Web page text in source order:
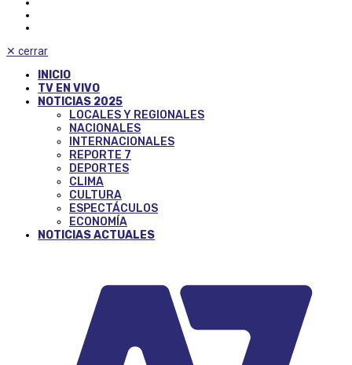
✕ cerrar
INICIO
TV EN VIVO
NOTICIAS 2025
LOCALES Y REGIONALES
NACIONALES
INTERNACIONALES
REPORTE 7
DEPORTES
CLIMA
CULTURA
ESPECTÁCULOS
ECONOMÍA
NOTICIAS ACTUALES